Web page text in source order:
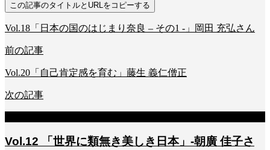
この記事のタイトルとURLをコピーする
Vol.18「日本の国のはじまり奈良 – その1 -」岡田 充弘さん
前の記事
Vol.20「自己肯定感を育む」藤生 義仁僧正
次の記事
Vol.12 「世界に類無き美しき日本」-朝廣 佳子さ